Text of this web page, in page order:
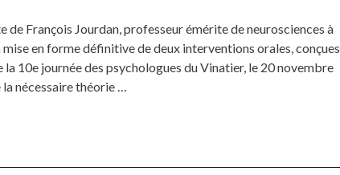
de François Jourdan, professeur émérite de neurosciences à
en forme définitive de deux interventions orales, conçues
la 10e journée des psychologues du Vinatier, le 20 novembre
nécessaire théorie …